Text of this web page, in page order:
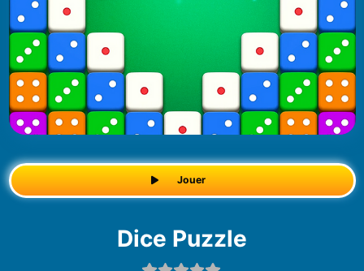
Jouer
Dice Puzzle